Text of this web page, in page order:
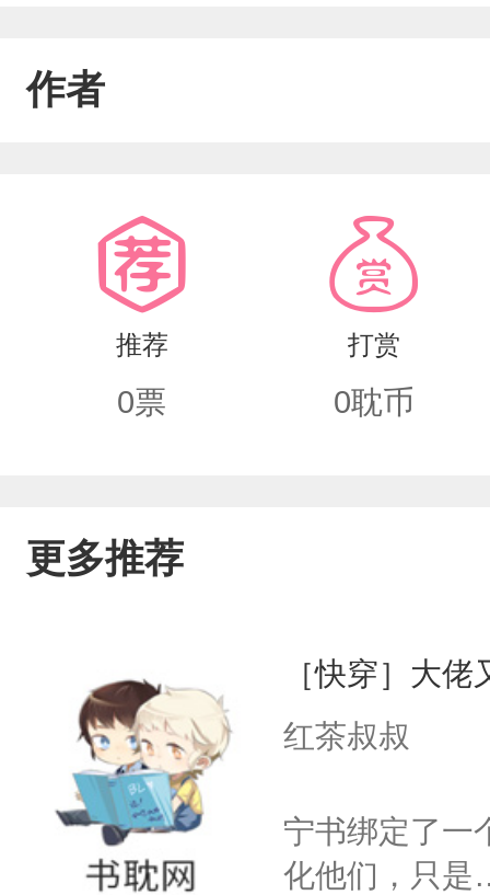
作者
推荐
0票
打赏
0耽币
更多推荐
［快穿］大
红茶叔叔
宁书绑定了一
化他们，只是